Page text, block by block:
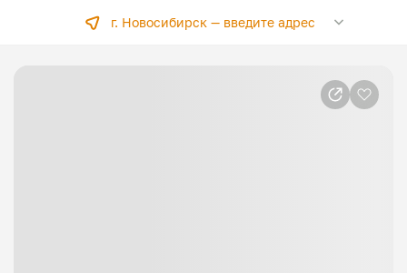
г. Новосибирск —введите адрес